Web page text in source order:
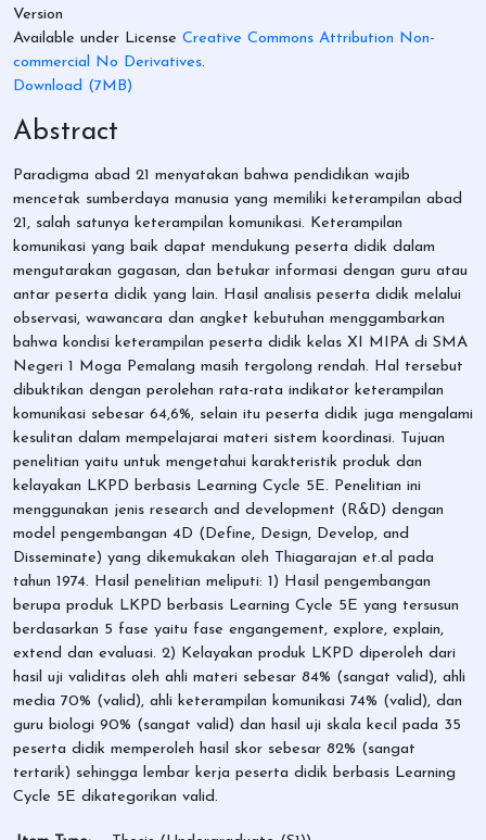
Version
Available under License Creative Commons Attribution Non-
commercial No Derivatives.
Download (7MB)
Abstract
Paradigma abad 21 menyatakan bahwa pendidikan wajib
mencetak sumberdaya manusia yang memiliki keterampilan abad
21, salah satunya keterampilan komunikasi. Keterampilan
komunikasi yang baik dapat mendukung peserta didik dalam
mengutarakan gagasan, dan betukar informasi dengan guru atau
antar peserta didik yang lain. Hasil analisis peserta didik melalui
observasi, wawancara dan angket kebutuhan menggambarkan
bahwa kondisi keterampilan peserta didik kelas XI MIPA di SMA
Negeri 1 Moga Pemalang masih tergolong rendah. Hal tersebut
dibuktikan dengan perolehan rata-rata indikator keterampilan
komunikasi sebesar 64,6%, selain itu peserta didik juga mengalami
kesulitan dalam mempelajarai materi sistem koordinasi. Tujuan
penelitian yaitu untuk mengetahui karakteristik produk dan
kelayakan LKPD berbasis Learning Cycle 5E. Penelitian ini
menggunakan jenis research and development (R&D) dengan
model pengembangan 4D (Define, Design, Develop, and
Disseminate) yang dikemukakan oleh Thiagarajan et.al pada
tahun 1974. Hasil penelitian meliputi: 1) Hasil pengembangan
berupa produk LKPD berbasis Learning Cycle 5E yang tersusun
berdasarkan 5 fase yaitu fase engangement, explore, explain,
extend dan evaluasi. 2) Kelayakan produk LKPD diperoleh dari
hasil uji validitas oleh ahli materi sebesar 84% (sangat valid), ahli
media 70% (valid), ahli keterampilan komunikasi 74% (valid), dan
guru biologi 90% (sangat valid) dan hasil uji skala kecil pada 35
peserta didik memperoleh hasil skor sebesar 82% (sangat
tertarik) sehingga lembar kerja peserta didik berbasis Learning
Cycle 5E dikategorikan valid.